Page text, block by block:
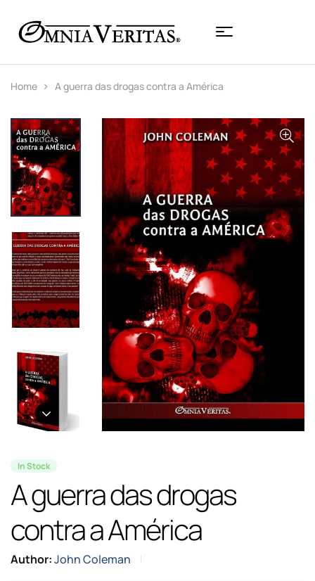
Home A guerra das drogas contra a América
In Stock
A guerra das drogas
contra a América
Author:John Coleman